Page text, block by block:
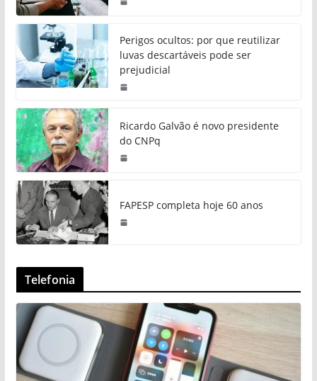
Perigos ocultos: por que reutilizar
luvas descartáveis pode ser
prejudicial
Ricardo Galvão é novo presidente
do CNPq
FAPESP completa hoje 60 anos
Telefonia